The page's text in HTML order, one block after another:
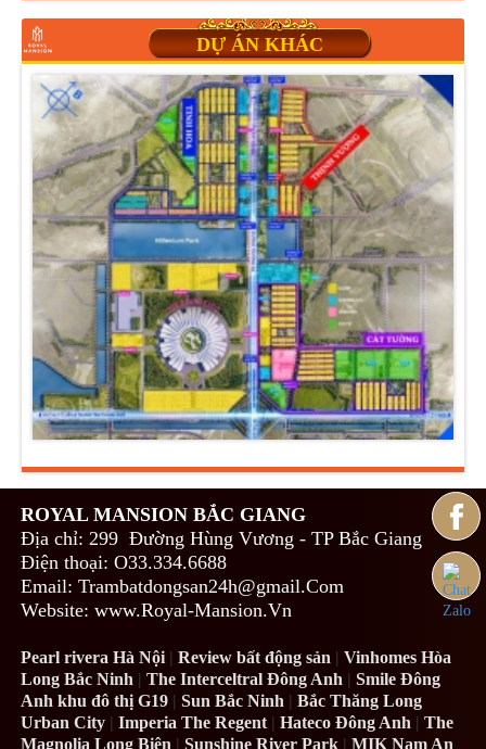
DỰ ÁN KHÁC
ROYAL MANSION BẮC GIANG
Địa chỉ: 299 Đường Hùng Vương - TP Bắc Giang
Điện thoại: O33.334.6688
Email: Trambatdongsan24h@gmail.Com
Website: www.Royal-Mansion.Vn
Pearl rivera Hà Nội|Review bất động sản |Vinhomes Hòa
Long Bắc Ninh |The Interceltral Đông Anh |Smile Đông
Anh khu đô thị G19 |Sun Bắc Ninh |Bắc Thăng Long
Urban City |Imperia The Regent|Hateco Đông Anh |The
Magnolia Long Biên |Sunshine River Park |MIK Nam An